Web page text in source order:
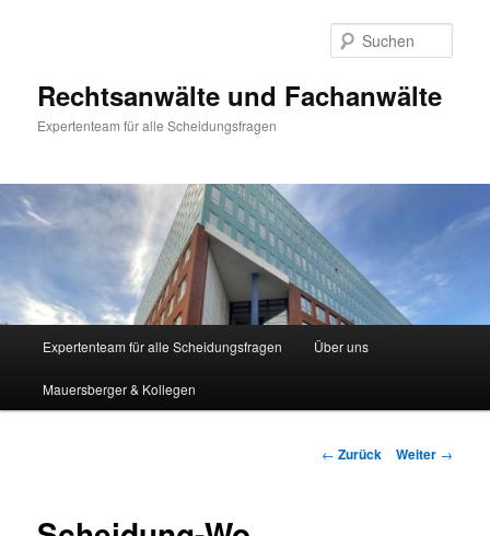
Rechtsanwälte und Fachanwälte
Expertenteam für alle Scheidungsfragen
Expertenteam für alle Scheidungsfragen Über uns
Mauersberger & Kollegen
Beitragsnavigation
← Zurück Weiter →